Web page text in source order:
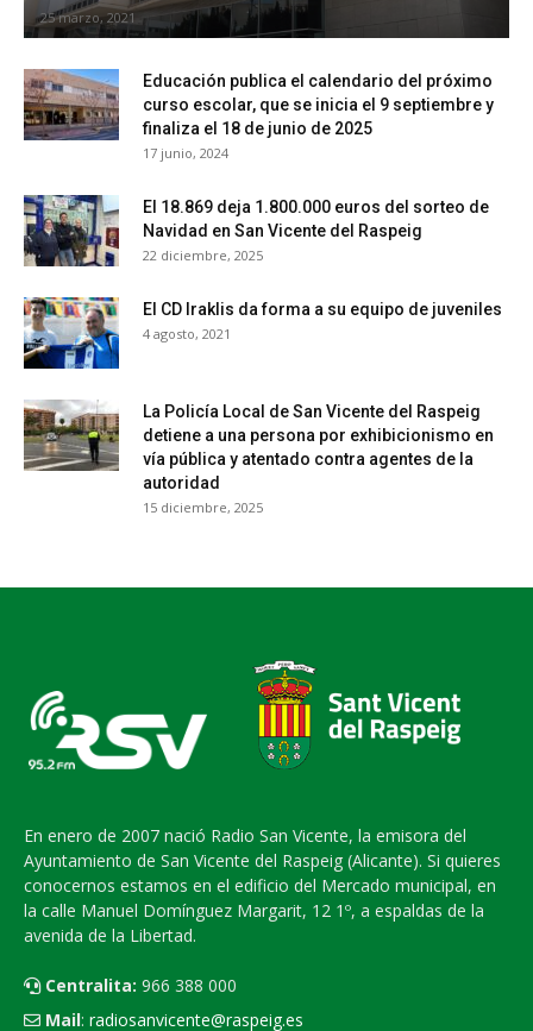
25 marzo, 2021
Educación publica el calendario del próximo
curso escolar, que se inicia el 9 septiembre y
finaliza el 18 de junio de 2025
17 junio, 2024
El 18.869 deja 1.800.000 euros del sorteo de
Navidad en San Vicente del Raspeig
22 diciembre, 2025
El CD Iraklis da forma a su equipo de juveniles
4 agosto, 2021
La Policía Local de San Vicente del Raspeig
detiene a una persona por exhibicionismo en
vía pública y atentado contra agentes de la
autoridad
15 diciembre, 2025
En enero de 2007 nació Radio San Vicente, la emisora del
Ayuntamiento de San Vicente del Raspeig (Alicante). Si quieres
conocernos estamos en el edificio del Mercado municipal, en
la calle Manuel Domínguez Margarit, 12 1º, a espaldas de la
avenida de la Libertad.
Centralita: 966 388 000
Mail: radiosanvicente@raspeig.es